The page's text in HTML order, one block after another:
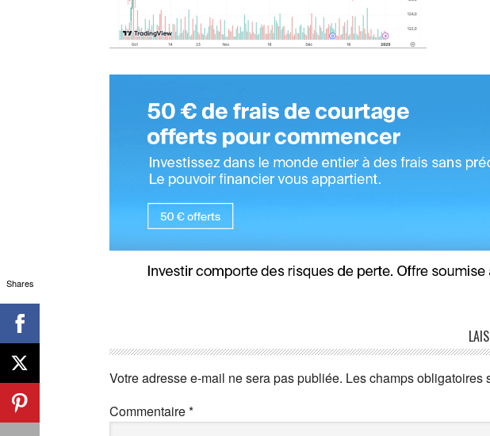
Votre adresse e-mail ne sera pas publiée. Les champs obligatoires
Commentaire*
Shares